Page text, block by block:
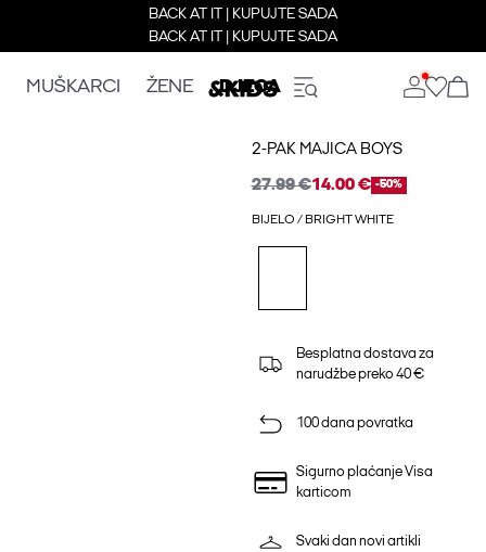
BACK AT IT | KUPUJTE SADA
BACK AT IT | KUPUJTE SADA
MUŠKARCI ŽENE DJECA
2-PAK MAJICA BOYS
27.99 €14.00 € -50%
BIJELO / BRIGHT WHITE
Besplatna dostava za
narudžbe preko 40 €
100 dana povratka
Sigurno plaćanje Visa
karticom
Svaki dan novi artikli